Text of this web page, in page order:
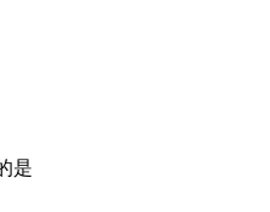
是